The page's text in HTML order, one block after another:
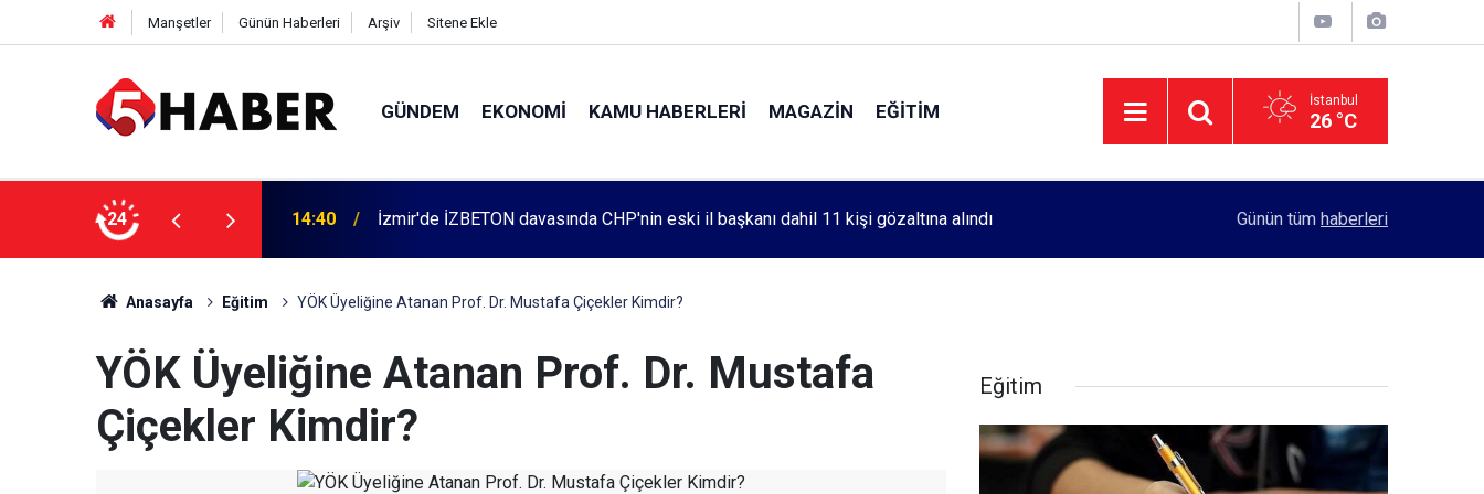
Manşetler Günün Haberleri Arşiv Sitene Ekle
GÜNDEM EKONOMI KAMU HABERLERI MAGAZIN EĞITIM İstanbul
26 °C
24
dahil 11 kişi gözaltına alındı 13:55 Cumartesi anneleri 1083. haftada Mehmet Özdemir için adalet aradı Rektörlük, kadın öğrencilerin güvenliği için
Günün tüm haberleri
Anasayfa Eğitim YÖK Üyeliğine Atanan Prof. Dr. Mustafa Çiçekler Kimdir?
YÖK Üyeliğine Atanan Prof. Dr. Mustafa
Çiçekler Kimdir?
Eğitim